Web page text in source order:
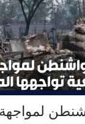
لمواجهة